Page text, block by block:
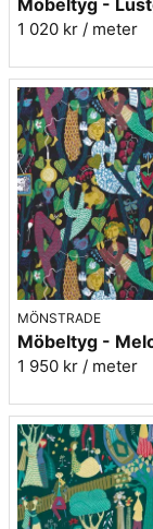
1 020 kr / meter
MÖNSTRADE
1 950 kr / meter